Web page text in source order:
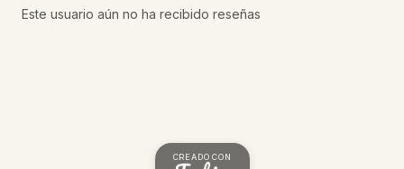
Este usuario aún no ha recibido reseñas
CREADO CON